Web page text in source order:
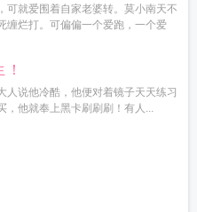
可就爱围着自家老婆转。莫小南天不
缠烂打。可偏偏一个爱跑，一个爱
人说他冷酷，他便对着镜子天天练习
，他就奉上黑卡刷刷刷！有人...